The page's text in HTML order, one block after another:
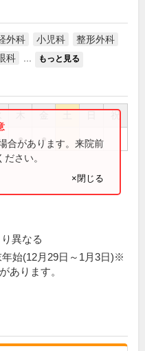
外科 小児科
整形外科
科 もっと見る
祝
● ●
合があります。来院前
さい。
×閉じる
異なる
始(12月29日～1月3日)※
あります。